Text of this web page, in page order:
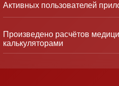
Активных пользователей
Произведено расчётов
калькуляторами